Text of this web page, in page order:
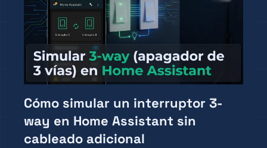
Cómo simular un interruptor 3-
way en Home Assistant sin
cableado adicional